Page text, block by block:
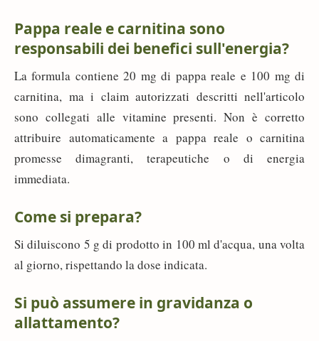
Pappa reale e carnitina sono
responsabili dei benefici sull'energia?
La formula contiene 20 mg di pappa reale e 100 mg di
carnitina, ma i claim autorizzati descritti nell'articolo
sono collegati alle vitamine presenti. Non è corretto
attribuire automaticamente a pappa reale o carnitina
promesse dimagranti, terapeutiche o di energia
immediata.
Come si prepara?
Si diluiscono 5 g di prodotto in 100 ml d'acqua, una volta
al giorno, rispettando la dose indicata.
Si può assumere in gravidanza o
allattamento?